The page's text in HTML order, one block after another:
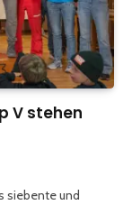
V stehen
siebente und